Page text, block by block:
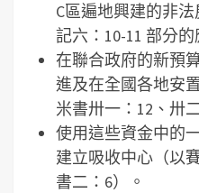
C區遍地興建的非
記六：10-11 部分的
在聯合政府的新預
進及在全國各地安
米書卅一：12、卅
使用這些資金中的
建立吸收中心（以
書二：6）。